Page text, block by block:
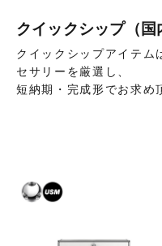
クイックシップ（国
クイックシップアイテム
セサリーを厳選し、
短納期・完成形でお求め